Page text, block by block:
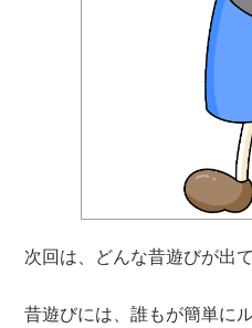
次回は、どんな昔遊びが出
昔遊びには、誰もが簡単に